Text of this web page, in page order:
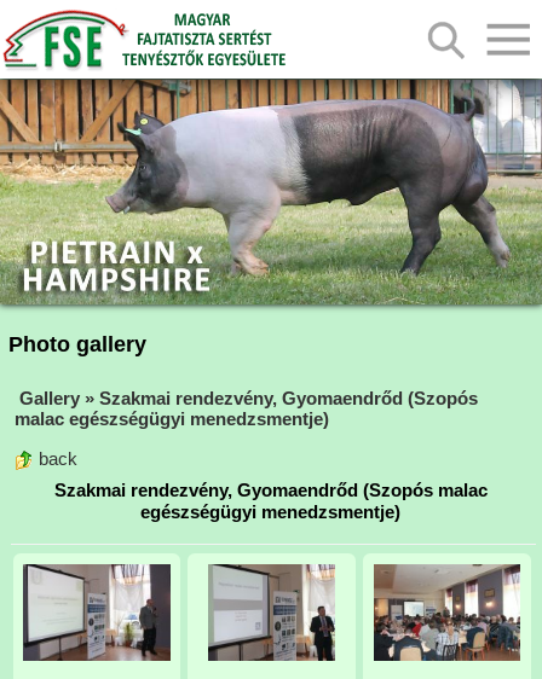
Photo gallery
Gallery» Szakmai rendezvény, Gyomaendrőd (Szopós
malac egészségügyi menedzsmentje)
back
Szakmai rendezvény, Gyomaendrőd (Szopós malac
egészségügyi menedzsmentje)